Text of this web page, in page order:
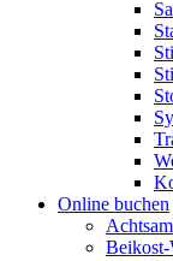
Online buchen